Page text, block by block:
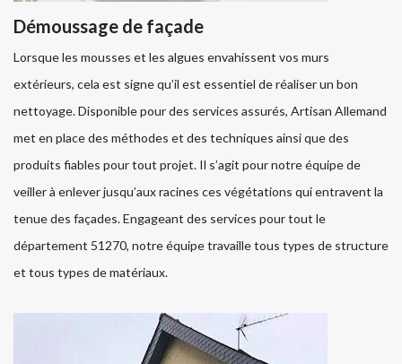
Démoussage de façade
Lorsque les mousses et les algues envahissent vos murs
extérieurs, cela est signe qu’il est essentiel de réaliser un bon
nettoyage. Disponible pour des services assurés, Artisan Allemand
met en place des méthodes et des techniques ainsi que des
produits fiables pour tout projet. Il s’agit pour notre équipe de
veiller à enlever jusqu’aux racines ces végétations qui entravent la
tenue des façades. Engageant des services pour tout le
département 51270, notre équipe travaille tous types de structure
et tous types de matériaux.